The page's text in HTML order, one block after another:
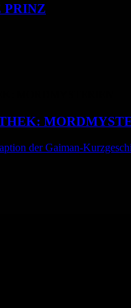
PRINZ
der Gaiman-